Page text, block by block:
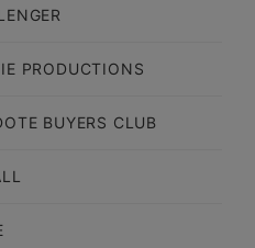
PRODUCTIONS
BUYERS CLUB